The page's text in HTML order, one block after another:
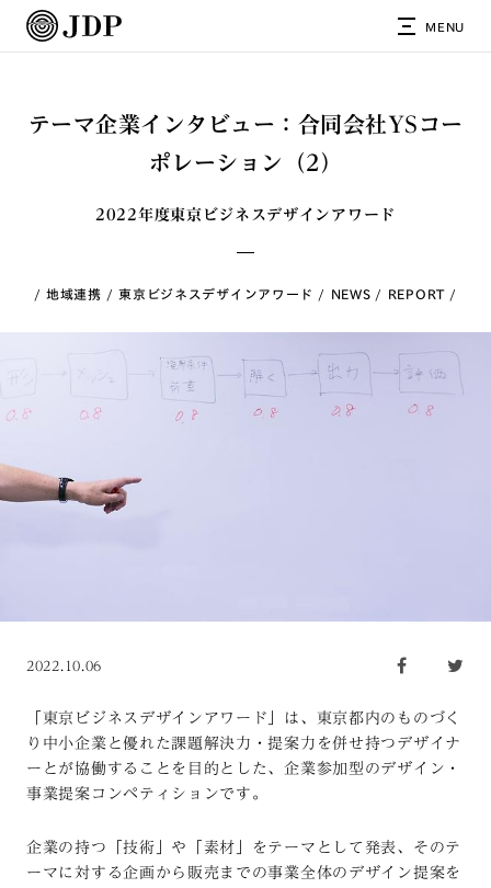
MENU
テーマ企業インタビュー：合同会社YSコー
ポレーション（2）
2022年度東京ビジネスデザインアワード
地域連携 東京ビジネスデザインアワード NEWS REPORT
2022.10.06
「東京ビジネスデザインアワード」は、東京都内のものづく
り中小企業と優れた課題解決力・提案力を併せ持つデザイナ
ーとが協働することを目的とした、企業参加型のデザイン・
事業提案コンペティションです。
企業の持つ「技術」や「素材」をテーマとして発表、そのテ
ーマに対する企画から販売までの事業全体のデザイン提案を